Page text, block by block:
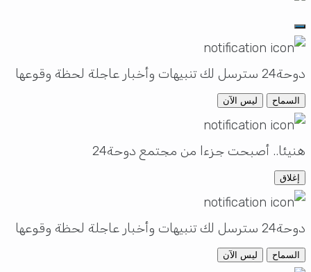
دوحة24 سترسل لك تنبيهات وأخبار عاجلة لحظة وقوعها
السماح ليس الآن
هنيئا.. أصبحت جزءا من مجتمع دوحة24
إغلاق
دوحة24 سترسل لك تنبيهات وأخبار عاجلة لحظة وقوعها
السماح ليس الآن